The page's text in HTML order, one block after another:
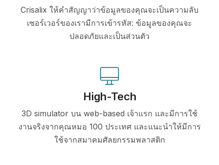
Crisalix ให้คำสัญญาว่าข้อมูลของคุณจะเป็นความลับ
เซอร์เวอร์ของเรามีการเข้ารหัส: ข้อมูลของคุณจะ
ปลอดภัยและเป็นส่วนตัว
High-Tech
3D simulator บน web-based เจ้าแรก และมีการใช้
งานจริงจากคุณหมอ 100 ประเทศ และแนะนำให้มีการ
ใช้จากสมาคมศัลยกรรมพลาสติก